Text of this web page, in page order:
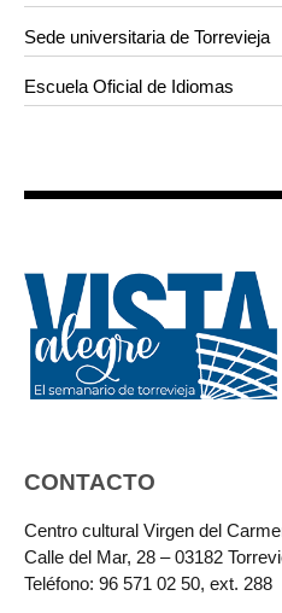
Sede universitaria de Torrevieja
Escuela Oficial de Idiomas
CONTACTO
Centro cultural Virgen del
Calle del Mar, 28 – 03182
Teléfono: 96 571 02 50, ext. 288